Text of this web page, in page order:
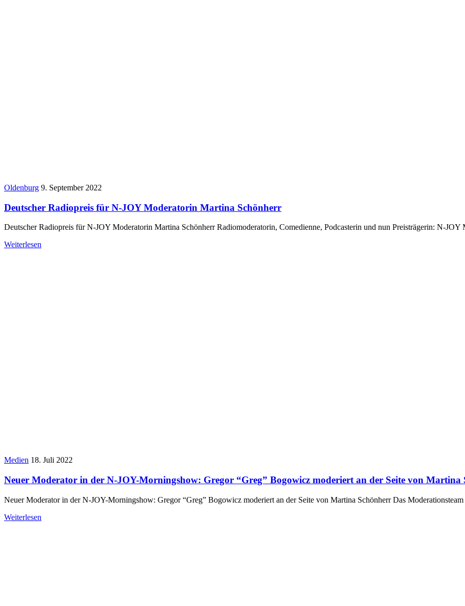
Oldenburg 9. September 2022
Deutscher Radiopreis für N-JOY Moderatorin Martina Schönherr
Deutscher Radiopreis für N-JOY Moderatorin Martina Schönherr Radiomoderatorin, Comedienne, Podcasterin und nun Preisträgerin: N-
Weiterlesen
Medien 18. Juli 2022
Neuer Moderator in der N-JOY-Morningshow: Gregor “Greg” Bogowicz moderiert an der Seite von Martina
Neuer Moderator in der N-JOY-Morningshow: Gregor “Greg” Bogowicz moderiert an der Seite von Martina Schönherr Das
Weiterlesen